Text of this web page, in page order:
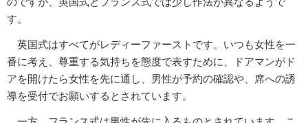
す。
英国式はすべてがレディーファーストです。いつも女性を一
番に考え、尊重する気持ちを態度で表すために、ドアマンがド
アを開けたら女性を先に通し、男性が予約の確認や、席への誘
導を受付でお願いするとされています。